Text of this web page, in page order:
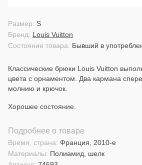
Состояние товара: Бывший в
Бренд: Louis Vuitton
Размер: S
Классические брюки Louis Vuitton
цвета с орнаментом. Два кармана
молнию и крючок.
Хорошее состояние.
Подробнее о товаре
Материалы: Полиамид, шелк
Время, страна: Франция, 2010-е